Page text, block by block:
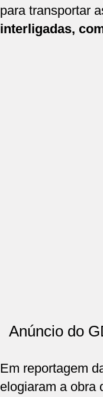
para transportar
interligadas,
Anúncio do
Em reportagem
elogiaram a obra